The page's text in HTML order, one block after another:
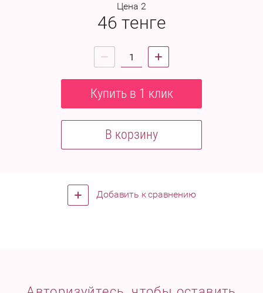
Цена 2
46 тенге
Купить в 1 клик
В корзину
Добавить к сравнению